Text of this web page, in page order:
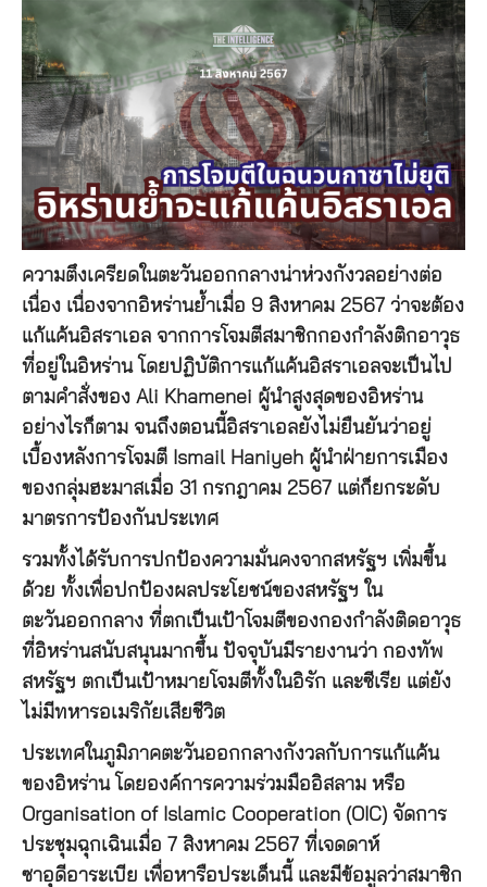
ความตึงเครียดในตะวันออกกลางน่าห่วงกังวลอย่างต่อ
เนื่อง เนื่องจากอิหร่านย้ำเมื่อ 9 สิงหาคม 2567 ว่าจะต้อง
แก้แค้นอิสราเอล จากการโจมตีสมาชิกกองกำลังติกอาวุธ
ที่อยู่ในอิหร่าน โดยปฏิบัติการแก้แค้นอิสราเอลจะเป็นไป
ตามคำสั่งของ Ali Khamenei ผู้นำสูงสุดของอิหร่าน
อย่างไรก็ตาม จนถึงตอนนี้อิสราเอลยังไม่ยืนยันว่าอยู่
เบื้องหลังการโจมตี Ismail Haniyeh ผู้นำฝ่ายการเมือง
ของกลุ่มฮะมาสเมื่อ 31 กรกฎาคม 2567 แต่ก็ยกระดับ
มาตรการป้องกันประเทศ
รวมทั้งได้รับการปกป้องความมั่นคงจากสหรัฐฯ เพิ่มขึ้น
ด้วย ทั้งเพื่อปกป้องผลประโยชน์ของสหรัฐฯ ใน
ตะวันออกกลาง ที่ตกเป็นเป้าโจมตีของกองกำลังติดอาวุธ
ที่อิหร่านสนับสนุนมากขึ้น ปัจจุบันมีรายงานว่า กองทัพ
สหรัฐฯ ตกเป็นเป้าหมายโจมตีทั้งในอิรัก และซีเรีย แต่ยัง
ไม่มีทหารอเมริกัยเสียชีวิต
ประเทศในภูมิภาคตะวันออกกลางกังวลกับการแก้แค้น
ของอิหร่าน โดยองค์การความร่วมมืออิสลาม หรือ
Organisation of Islamic Cooperation (OIC) จัดการ
ประชุมฉุกเฉินเมื่อ 7 สิงหาคม 2567 ที่เจดดาห์
ซาอุดีอาระเบีย เพื่อหารือประเด็นนี้ และมีข้อมูลว่าสมาชิก